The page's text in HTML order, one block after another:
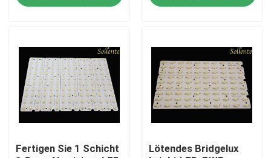
Produkte
Videos
Über uns
Fertigen Sie 1 Schicht
Lötendes Bridgelux